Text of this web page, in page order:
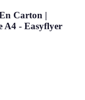
Carton |
A4 - Easyflyer